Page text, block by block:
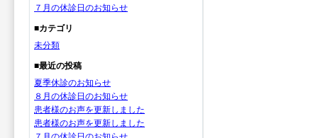
７月の休診日のお知らせ
■カテゴリ
未分類
■最近の投稿
夏季休診のお知らせ
８月の休診日のお知らせ
患者様のお声を更新しました
患者様のお声を更新しました